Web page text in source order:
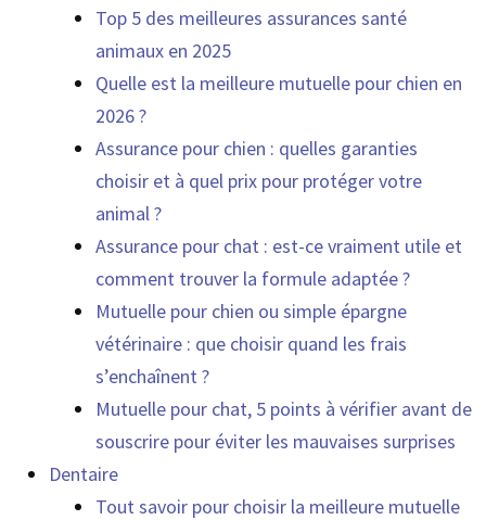
Top 5 des meilleures assurances santé
animaux en 2025
Quelle est la meilleure mutuelle pour chien en
2026 ?
Assurance pour chien : quelles garanties
choisir et à quel prix pour protéger votre
animal ?
Assurance pour chat : est-ce vraiment utile et
comment trouver la formule adaptée ?
Mutuelle pour chien ou simple épargne
vétérinaire : que choisir quand les frais
s’enchaînent ?
Mutuelle pour chat, 5 points à vérifier avant de
souscrire pour éviter les mauvaises surprises
Dentaire
Tout savoir pour choisir la meilleure mutuelle